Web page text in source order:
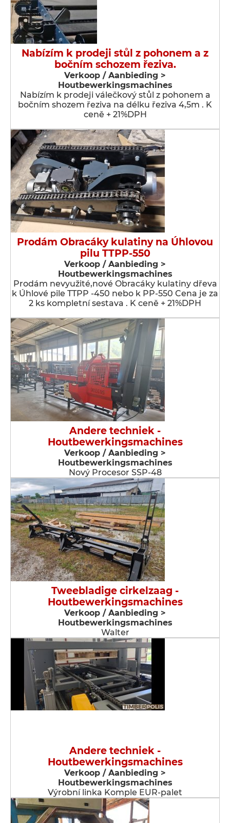
Nabízím k prodeji stůl z pohonem a z
bočním schozem řeziva.
Verkoop / Aanbieding >
Houtbewerkingsmachines
Nabízím k prodeji válečkový stůl z pohonem a
bočním shozem řeziva na délku řeziva 4,5m . K
ceně + 21%DPH
Prodám Obracáky kulatiny na Úhlovou
pilu TTPP-550
Verkoop / Aanbieding >
Houtbewerkingsmachines
Prodám nevyužité,nové Obracáky kulatiny dřeva
k Úhlové pile TTPP -450 nebo k PP-550 Cena je za
2 ks kompletní sestava . K ceně + 21%DPH
Andere techniek -
Houtbewerkingsmachines
Verkoop / Aanbieding >
Houtbewerkingsmachines
Nový Procesor SSP-48
Tweebladige cirkelzaag -
Houtbewerkingsmachines
Verkoop / Aanbieding >
Houtbewerkingsmachines
Walter
Andere techniek -
Houtbewerkingsmachines
Verkoop / Aanbieding >
Houtbewerkingsmachines
Výrobní linka Komple EUR-palet